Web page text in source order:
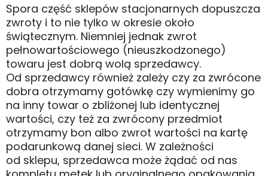
Spora część sklepów stacjonarnych dopuszcza
zwroty i to nie tylko w okresie około
świątecznym. Niemniej jednak zwrot
pełnowartościowego (nieuszkodzonego)
towaru jest dobrą wolą sprzedawcy.
Od sprzedawcy również zależy czy za zwrócone
dobra otrzymamy gotówkę czy wymienimy go
na inny towar o zbliżonej lub identycznej
wartości, czy też za zwrócony przedmiot
otrzymamy bon albo zwrot wartości na kartę
podarunkową danej sieci. W zależności
od sklepu, sprzedawca może żądać od nas